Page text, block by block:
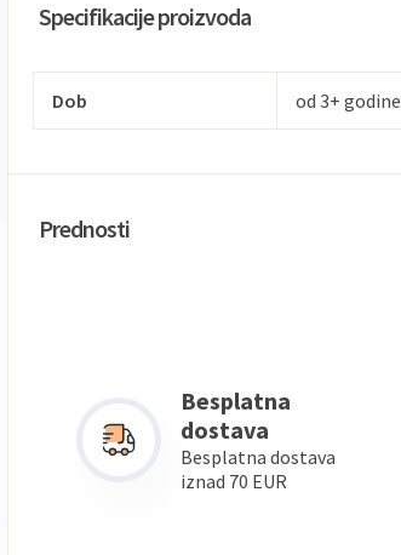
Specifikacije proizvoda
Dob od 3+ godine
Prednosti
Besplatna
dostava
Besplatna dostava
iznad 70 EUR